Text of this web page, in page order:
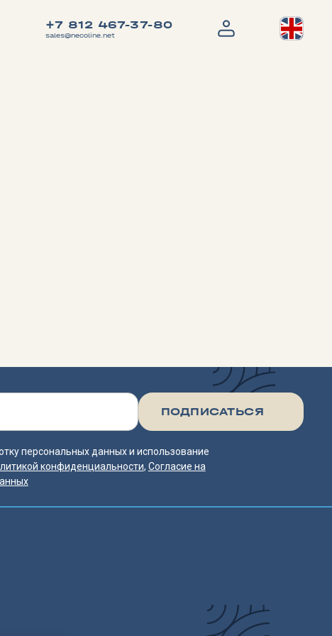
+7 812 467-37-80
sales@necoline.net
персональных данных и использование
конфиденциальности, Согласие на